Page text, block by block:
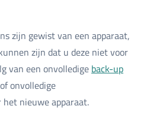
zijn gewist van een apparaat,
zijn dat u deze niet voor
van een onvolledige back-up
of onvolledige
het nieuwe apparaat.